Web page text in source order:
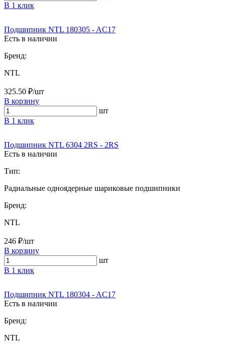
В 1 клик
Подшипник NTL 180305 - AC17
Есть в наличии
Бренд:
NTL
325.50 ₽/шт
В корзину
шт
В 1 клик
Подшипник NTL 6304 2RS - 2RS
Есть в наличии
Тип:
Радиальные одноядерные шариковые подшипники
Бренд:
NTL
246 ₽/шт
В корзину
шт
В 1 клик
Подшипник NTL 180304 - AC17
Есть в наличии
Бренд:
NTL